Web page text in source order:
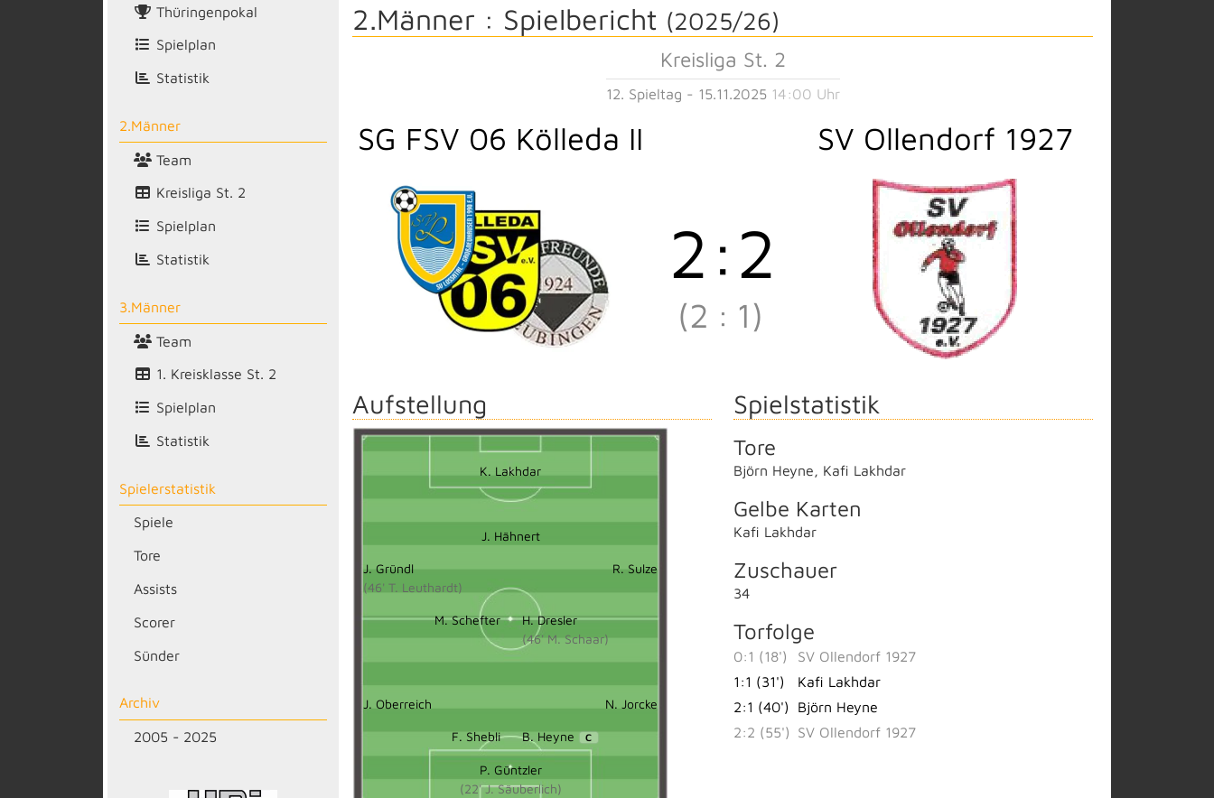
Thüringenpokal
Spielplan
Statistik
2.Männer
Team
Kreisliga St. 2
Spielplan
Statistik
3.Männer
Team
1. Kreisklasse St. 2
Spielplan
Statistik
Spielerstatistik
Spiele
Tore
Assists
Scorer
Sünder
Archiv
2005 - 2025
2.Männer : Spielbericht (2025/26)
Kreisliga St. 2
12. Spieltag - 15.11.2025 14:00 Uhr
SG FSV 06 Kölleda II SV Ollendorf 1927
2 :2
(2 : 1)
Aufstellung
K. Lakhdar
J. Hähnert
J. Gründl
(46' T. Leuthardt)
R. Sulze
M. Schefter
H. Dresler
(46' M. Schaar)
J. Oberreich N. Jorcke
F. Shebli B. Heyne C
P. Güntzler
(22' J. Säuberlich)
Spielstatistik
Tore
Björn Heyne Kafi Lakhdar
Gelbe Karten
Kafi Lakhdar
Zuschauer
34
Torfolge
0:1 (18')
SV Ollendorf 1927
1:1 (31')
Kafi Lakhdar
2:1 (40')
Björn Heyne
2:2 (55')
SV Ollendorf 1927